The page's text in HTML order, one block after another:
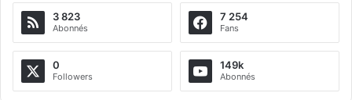
3 823
Abonnés
7 254
Fans
0
Followers
149k
Abonnés